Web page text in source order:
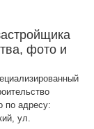
фото и
по адресу:
ул.